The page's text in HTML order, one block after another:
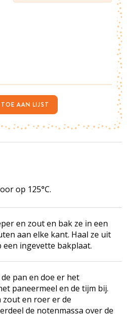
op 125°C.
en zout en bak ze in een
aan elke kant. Haal ze uit
een ingevette bakplaat.
pan en doe er het
paneermeel en de tijm bij.
zout en roer er de
de notenmassa over de
AAN LIJST